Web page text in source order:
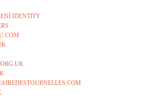
IDENTITY